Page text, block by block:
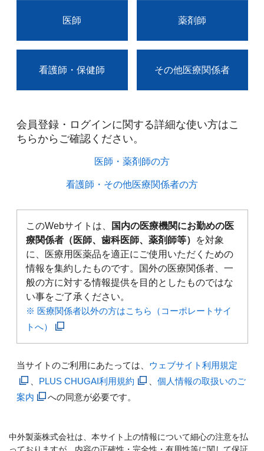
医師 薬剤師
看護師・保健師 その他医療関係者
会員登録・ログインに関する詳細な使い方はこ
ちらからご確認ください。​
医師・薬剤師の方​
看護師・その他医療関係者の方​
このWebサイトは、
国内の医療機関にお勤めの医
療関係者（医師、歯科医師、薬剤師等）
を対象
に、医療用医薬品を適正にご使用いただくための
情報を集約したものです。国外の医療関係者、一
般の方に対する情報提供を目的としたものではな
い事をご了承ください。
※ 医療関係者以外の方はこちら（コーポレートサイ
トへ）
当サイトのご利用にあたっては、 ウェブサイト利用規定
PLUS CHUGAI利用規約
個人情報の取扱いのご
案内
への同意が必要です。
中外製薬株式会社は、本サイト上の情報について細心の注意を払
っておりますが、内容の正確性・完全性・有用性等に関して保証